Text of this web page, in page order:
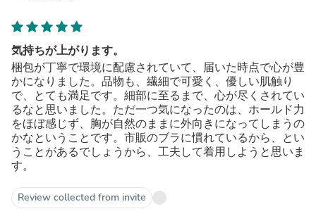
気持ちが上がります。
梱包が丁寧で環境に配慮されていて、届いた時点で心が豊
かになりました。品物も、繊細で可愛く、優しい肌触り
で、とても満足です。細部に至るまで、心が尽くされてい
るなと思いました。ただ一つ気になったのは、ホールド力
をほぼ感じず、胸が自然のままに外向きになってしまうの
かなということです。市販のブラに慣れているから、とい
うことがあるでしょうから、工夫して着用しようと思いま
す。
Review collected from invite